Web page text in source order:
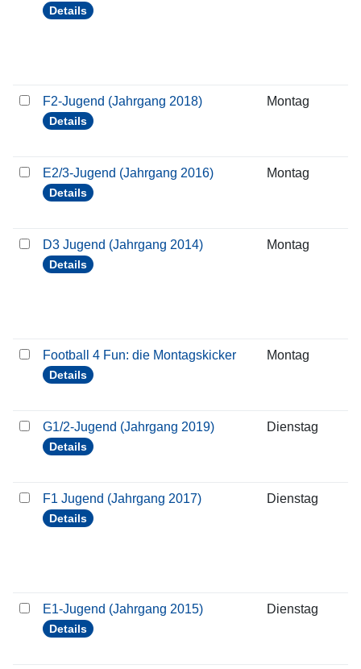
Details
F2-Jugend (Jahrgang 2018)
Details
Montag
E2/3-Jugend (Jahrgang 2016)
Details
Montag
D3 Jugend (Jahrgang 2014)
Details
Montag
Football 4 Fun: die Montagskicker
Details
Montag
G1/2-Jugend (Jahrgang 2019)
Details
Dienstag
F1 Jugend (Jahrgang 2017)
Details
Dienstag
E1-Jugend (Jahrgang 2015)
Details
Dienstag